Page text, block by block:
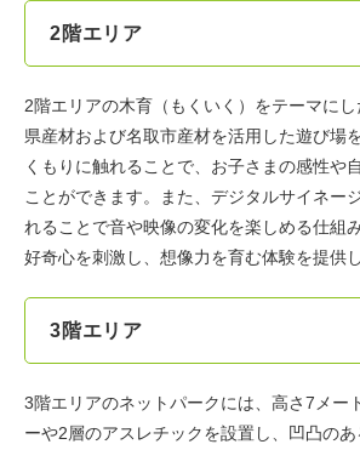
2階エリア
2階エリアの木育（もくいく）をテーマに
県産材および名取市産材を活用した遊び場
くもりに触れることで、お子さまの感性や
ことができます。また、デジタルサイネー
れることで音や映像の変化を楽しめる仕組
好奇心を刺激し、想像力を育む体験を提供し
3階エリア
3階エリアのネットパークには、高さ7メー
ーや2層のアスレチックを設置し、凹凸の